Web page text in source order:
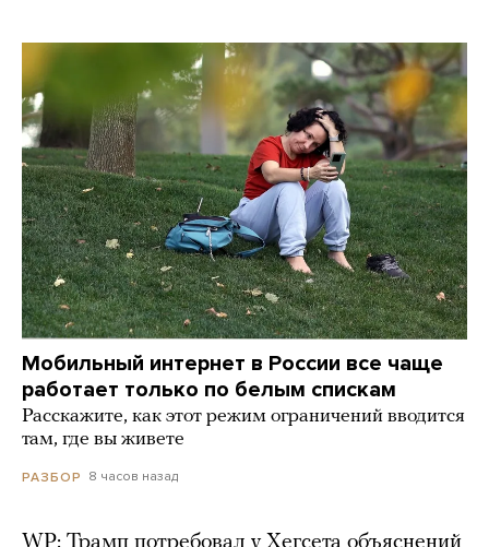
Мобильный интернет в России все чаще
работает только по белым спискам
Расскажите, как этот режим ограничений вводится
там, где вы живете
РАЗБОР 8 часов назад
WP: Трамп потребовал у Хегсета объяснений